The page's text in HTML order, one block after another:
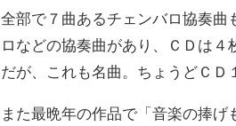
全部で７曲あるチェンバロ協奏曲
ロなどの協奏曲があり、ＣＤは
だが、これも名曲。ちょうどＣＤ
また最晩年の作品で「音楽の捧